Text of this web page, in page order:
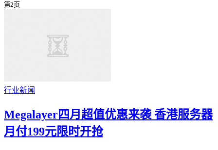
第2页
行业新闻
Megalayer四月超值优惠来袭 香港服务器
月付199元限时开抢